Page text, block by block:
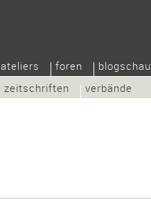
ateliers foren blogschau
zeitschriften verbände